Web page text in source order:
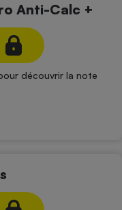
Anti-Calc +
découvrir la note
Climatiseur -
Ventilateur